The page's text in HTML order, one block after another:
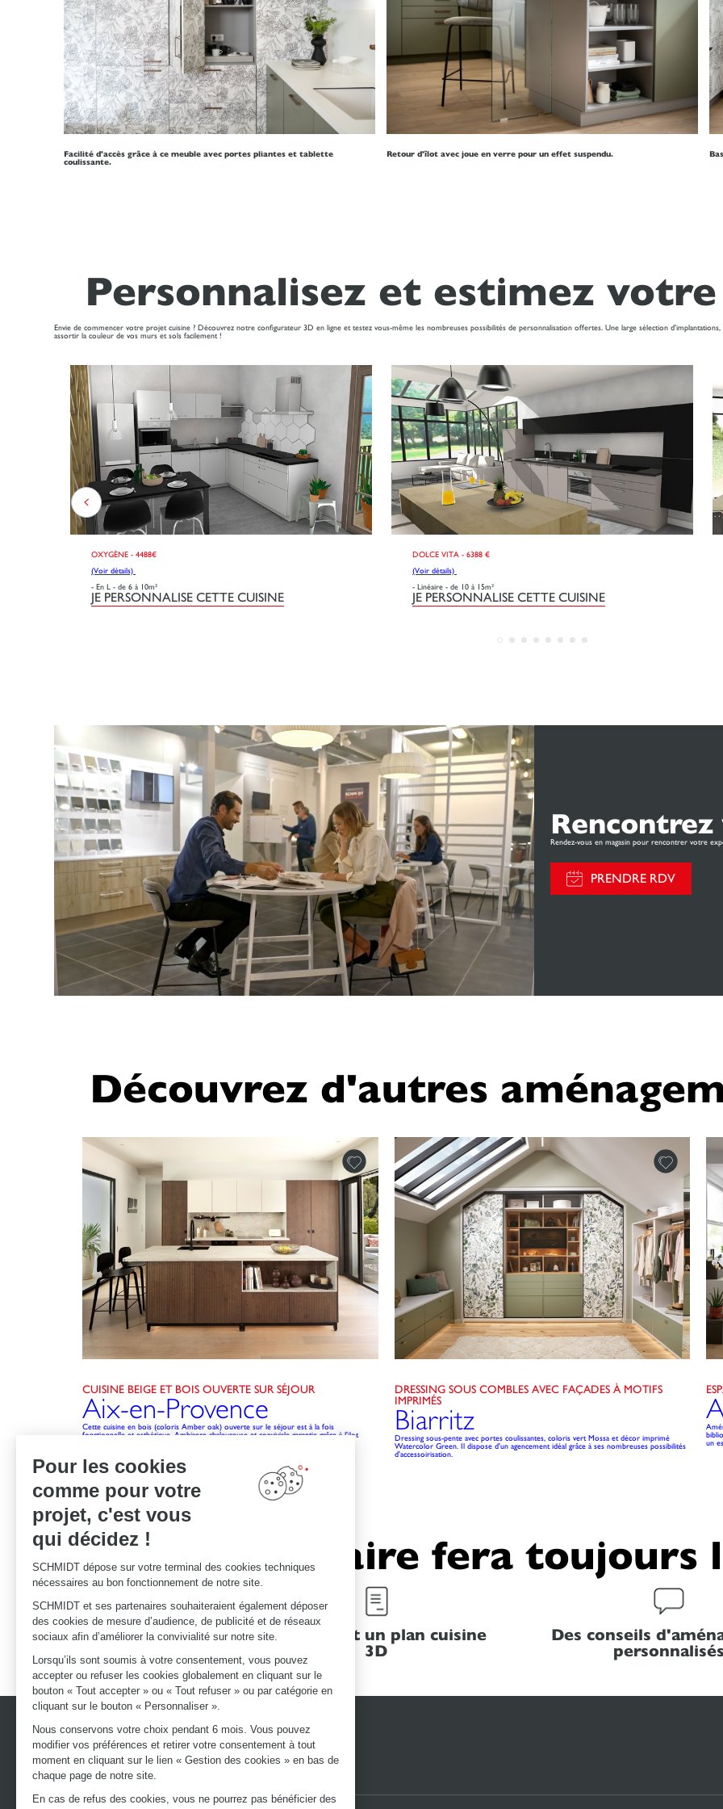
Pour les cookies
comme pour votre
projet, c'est vous
qui décidez !
SCHMIDT dépose sur votre terminal des cookies techniques
nécessaires au bon fonctionnement de notre site.
SCHMIDT et ses partenaires souhaiteraient également déposer
des cookies de mesure d’audience, de publicité et de réseaux
sociaux afin d’améliorer la convivialité sur notre site.
Lorsqu’ils sont soumis à votre consentement, vous pouvez
accepter ou refuser les cookies globalement en cliquant sur le
bouton « Tout accepter » ou « Tout refuser » ou par catégorie en
cliquant sur le bouton « Personnaliser ».
Nous conservons votre choix pendant 6 mois. Vous pouvez
modifier vos préférences et retirer votre consentement à tout
moment en cliquant sur le lien « Gestion des cookies » en bas de
chaque page de notre site.
En cas de refus des cookies, vous ne pourrez pas bénéficier des
Facilité d'accès grâce à ce meuble avec portes pliantes et tablette
coulissante.
Retour d'îlot avec joue en verre pour un effet suspendu.
Personnalisez et estimez
Envie de commencer votre projet cuisine ? Découvrez notre configurateur 3D en ligne et testez vous-même les nombreuses possibilités de personnalisation offertes. Une large sélection
assortir la couleur de vos murs et sols facilement !
OXYGÈNE - 4488€
(Voir détails)
- En L - de 6 à 10m²
JE PERSONNALISE CETTE CUISINE
DOLCE VITA - 6388 €
(Voir détails)
- Linéaire - de 10 à 15m²
JE PERSONNALISE CETTE CUISINE
Rendez-vous en magasin pour rencontrer votre
PRENDRE RDV
Découvrez d'autres
CUISINE BEIGE ET BOIS OUVERTE SUR SÉJOUR
Aix-en-Provence
Cette cuisine en bois (coloris Amber oak) ouverte sur le séjour est à la fois
fonctionnelle et esthétique. Ambiance chaleureuse et conviviale garantie grâce à l'ilot
DRESSING SOUS COMBLES AVEC FAÇADES À MOTIFS
IMPRIMÉS
Biarritz
Dressing sous-pente avec portes coulissantes, coloris vert Mossa et décor imprimé
Watercolor Green. Il dispose d'un agencement idéal grâce à ses nombreuses possibilités
d'accessoirisation.
un
Le savoir-faire fera toujours
Des garanties
d'excellence
Un devis et un plan cuisine
3D
Des conseils
personnalisés